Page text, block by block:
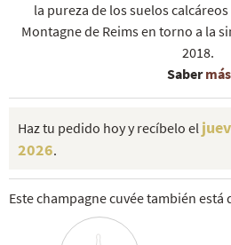
la pureza de los suelos
Montagne de Reims en torno a la
2018.
Sabermás
Haz tu pedido hoy y recíbelo el
2026.
Este champagne cuvée también está